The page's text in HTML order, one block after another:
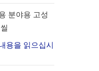
분야용 고성
용을 읽으십시